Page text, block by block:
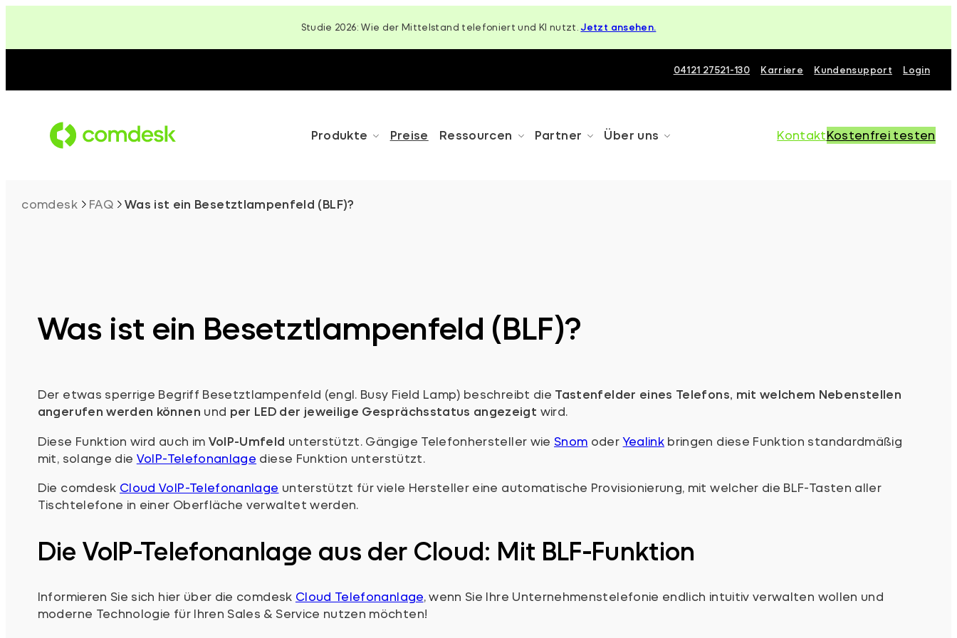
springen
Studie 2026: Wie der Mittelstand telefoniert und KI nutzt. Jetzt ansehen.
04121 27521-130 Karriere Kundensupport Login
Produkte Preise Ressourcen Partner Über uns KontaktKostenfrei testen
comdesk FAQ Was ist ein Besetztlampenfeld (BLF)?
Was ist ein Besetztlampenfeld (BLF)?
Der etwas sperrige Begriff Besetztlampenfeld (engl. Busy Field Lamp) beschreibt die Tastenfelder eines Telefons, mit welchem Nebenstellen
angerufen werden können und per LED der jeweilige Gesprächsstatus angezeigt wird.
Diese Funktion wird auch im VoIP-Umfeld unterstützt. Gängige Telefonhersteller wie Snom oderYealink bringen diese Funktion standardmäßig
mit, solange die VoIP-Telefonanlage diese Funktion unterstützt.
Die comdesk Cloud VoIP-Telefonanlage unterstützt für viele Hersteller eine automatische Provisionierung, mit welcher die BLF-Tasten aller
Tischtelefone in einer Oberfläche verwaltet werden.
Die VoIP-Telefonanlage aus der Cloud: Mit BLF-Funktion
Informieren Sie sich hier über die comdesk Cloud Telefonanlage, wenn Sie Ihre Unternehmenstelefonie endlich intuitiv verwalten wollen und
moderne Technologie für Ihren Sales & Service nutzen möchten!